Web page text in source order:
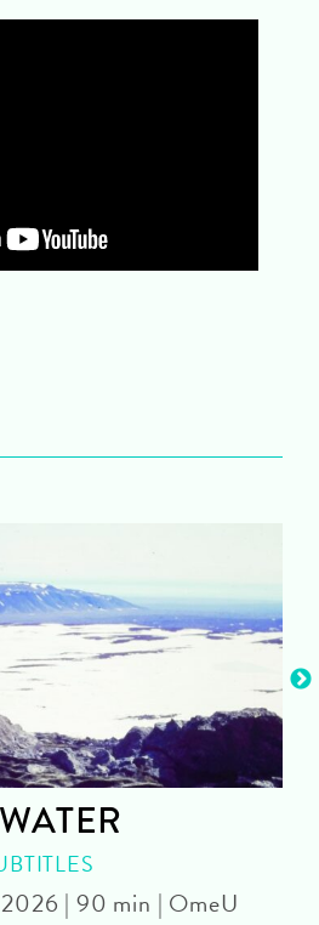
| 90 min | OmeU